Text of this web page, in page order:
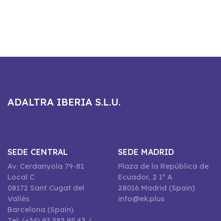
ADALTRA IBERIA S.L.U.
SEDE CENTRAL
Av. Cerdanyola 79-81
Local C
08172 Sant Cugat del
Vallès
Barcelona (Spain)
SEDE MADRID
Plaza de la República de
Ecuador, 2 1º A
28016 Madrid (Spain)
info@ek.plus